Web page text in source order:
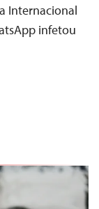
Internacional
infetou